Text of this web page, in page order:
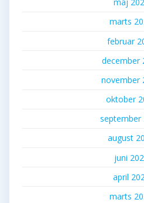
marts
februar
december
november
oktober
september
august
juni
april
marts